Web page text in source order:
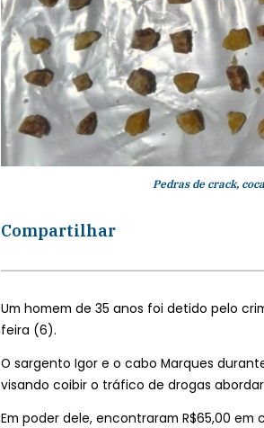
Pedras de crack,
Compartilhar
Um homem de 35 anos foi detido pelo
feira (6).
O sargento Igor e o cabo Marques
visando coibir o tráfico de drogas
Em poder dele, encontraram R$65,00